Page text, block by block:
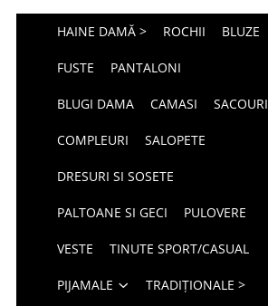
HAINE DAMĂ > ROCHII BLUZE
FUSTE PANTALONI
BLUGI DAMA CAMASI SACOURI
COMPLEURI SALOPETE
DRESURI SI SOSETE
PALTOANE SI GECI PULOVERE
VESTE TINUTE SPORT/CASUAL
PIJAMALE TRADIȚIONALE >